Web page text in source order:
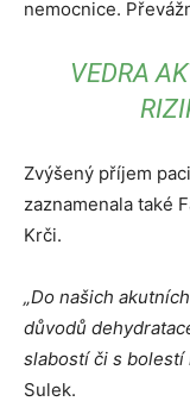
nemocnice.
VEDRA
Zvýšený příjem
zaznamenala také
Krči.
„Do našich
důvodů
slabostí či s bolestí
Sulek.